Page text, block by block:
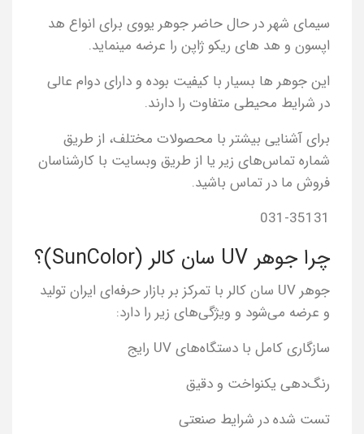
سیمای شهر در حال حاضر جوهر یووی برای انواع هد
اپسون و هد های ریکو ژاپن را عرضه مینماید.
این جوهر ها بسیار با کیفیت بوده و دارای دوام عالی
در شرایط محیطی متفاوت را دارند.
برای آشنایی بیشتر با محصولات مختلف، از طریق
شماره تماس‌های زیر یا از طریق وبسایت با کارشناسان
فروش ما در تماس باشید.
031-35131
چرا جوهر UV سان کالر (SunColor)؟
جوهر UV سان کالر با تمرکز بر بازار حرفه‌ای ایران تولید
و عرضه می‌شود و ویژگی‌های زیر را دارد:
سازگاری کامل با دستگاه‌های UV رایج
رنگ‌دهی یکنواخت و دقیق
تست شده در شرایط صنعتی